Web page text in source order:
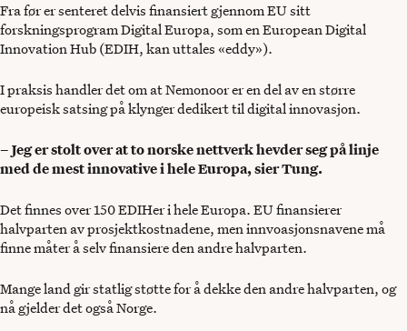
Fra før er senteret delvis finansiert gjennom EU sitt
forskningsprogram Digital Europa, som en European Digital
Innovation Hub (EDIH, kan uttales «eddy»).
I praksis handler det om at Nemonoor er en del av en større
europeisk satsing på klynger dedikert til digital innovasjon.
– Jeg er stolt over at to norske nettverk hevder seg på linje
med de mest innovative i hele Europa, sier Tung.
Det finnes over 150 EDIHer i hele Europa. EU finansierer
halvparten av prosjektkostnadene, men innvoasjonsnavene må
finne måter å selv finansiere den andre halvparten.
Mange land gir statlig støtte for å dekke den andre halvparten, og
nå gjelder det også Norge.